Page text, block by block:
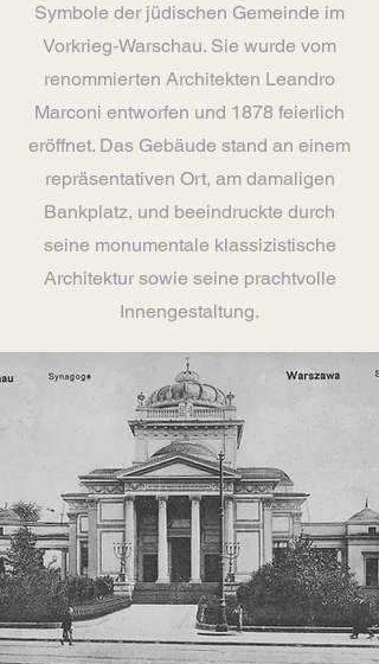
Symbole der jüdischen Gemeinde im
Vorkrieg-Warschau. Sie wurde vom
renommierten Architekten Leandro
Marconi entworfen und 1878 feierlich
eröffnet. Das Gebäude stand an einem
repräsentativen Ort, am damaligen
Bankplatz, und beeindruckte durch
seine monumentale klassizistische
Architektur sowie seine prachtvolle
Innengestaltung.